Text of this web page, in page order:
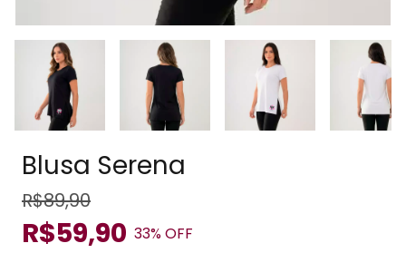
Blusa Serena
R$89,90
R$59,90 33% OFF